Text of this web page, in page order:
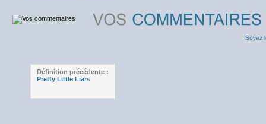
Soyez
Définition précédente :
Pretty Little Liars